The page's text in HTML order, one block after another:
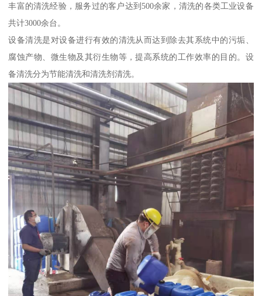
丰富的清洗经验，服务过的客户达到500余家，清洗的各类工业设备
共计3000余台。
设备清洗是对设备进行有效的清洗从而达到除去其系统中的污垢、
腐蚀产物、微生物及其衍生物等，提高系统的工作效率的目的。设
备清洗分为节能清洗和清洗剂清洗。